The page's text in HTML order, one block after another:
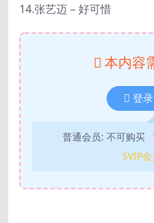
14.张艺迈 – 好可惜
本内容
登
普通会员: 不可购买
SVIP